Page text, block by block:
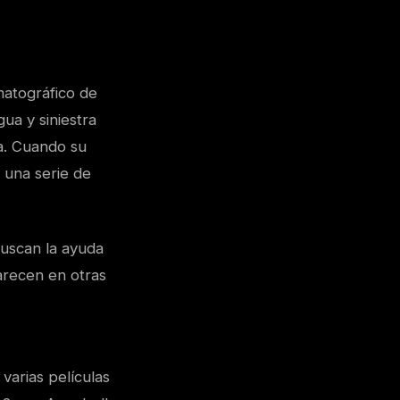
de
y siniestra
Cuando su
serie de
la ayuda
en otras
películas